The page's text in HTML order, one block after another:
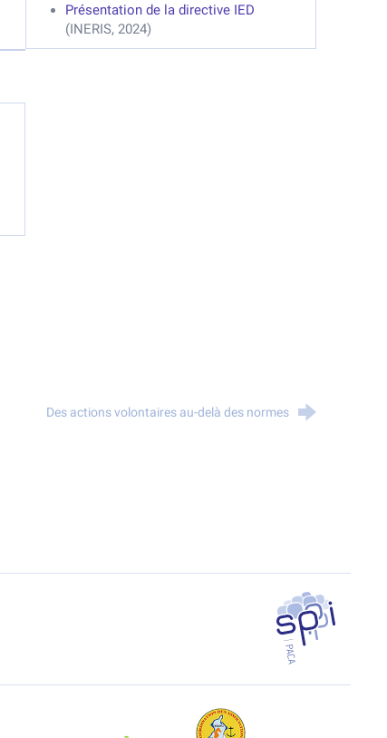
Présentation de la directive IED
(INERIS, 2024)
Des actions volontaires au-delà des normes
SPPPI PACA
Eco-Relais Côte BleueEtang marin